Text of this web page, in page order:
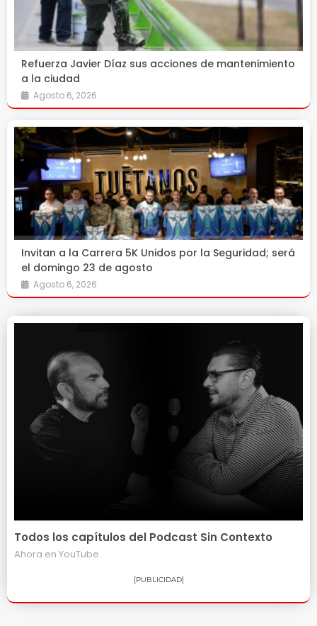
Refuerza Javier Díaz sus acciones de mantenimiento
a la ciudad
Agosto 6, 2026
Invitan a la Carrera 5K Unidos por la Seguridad; será
el domingo 23 de agosto
Agosto 6, 2026
Todos los capítulos del Podcast Sin Contexto
Ahora en YouTube
[PUBLICIDAD]